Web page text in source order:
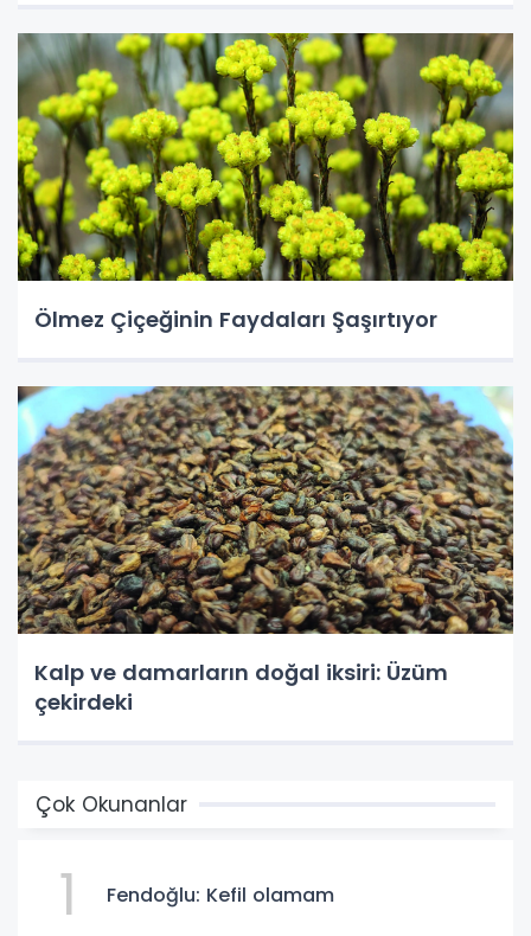
Ölmez Çiçeğinin Faydaları Şaşırtıyor
Kalp ve damarların doğal iksiri: Üzüm
çekirdeki
Çok Okunanlar
1 Fendoğlu: Kefil olamam